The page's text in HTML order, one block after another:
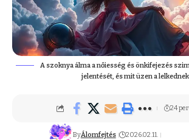
A szoknya álma a nőiesség és önkifejezés
jelentését, és mit üzen a lelkednek.
ByÁlomfejtés 2026.02.11.
24